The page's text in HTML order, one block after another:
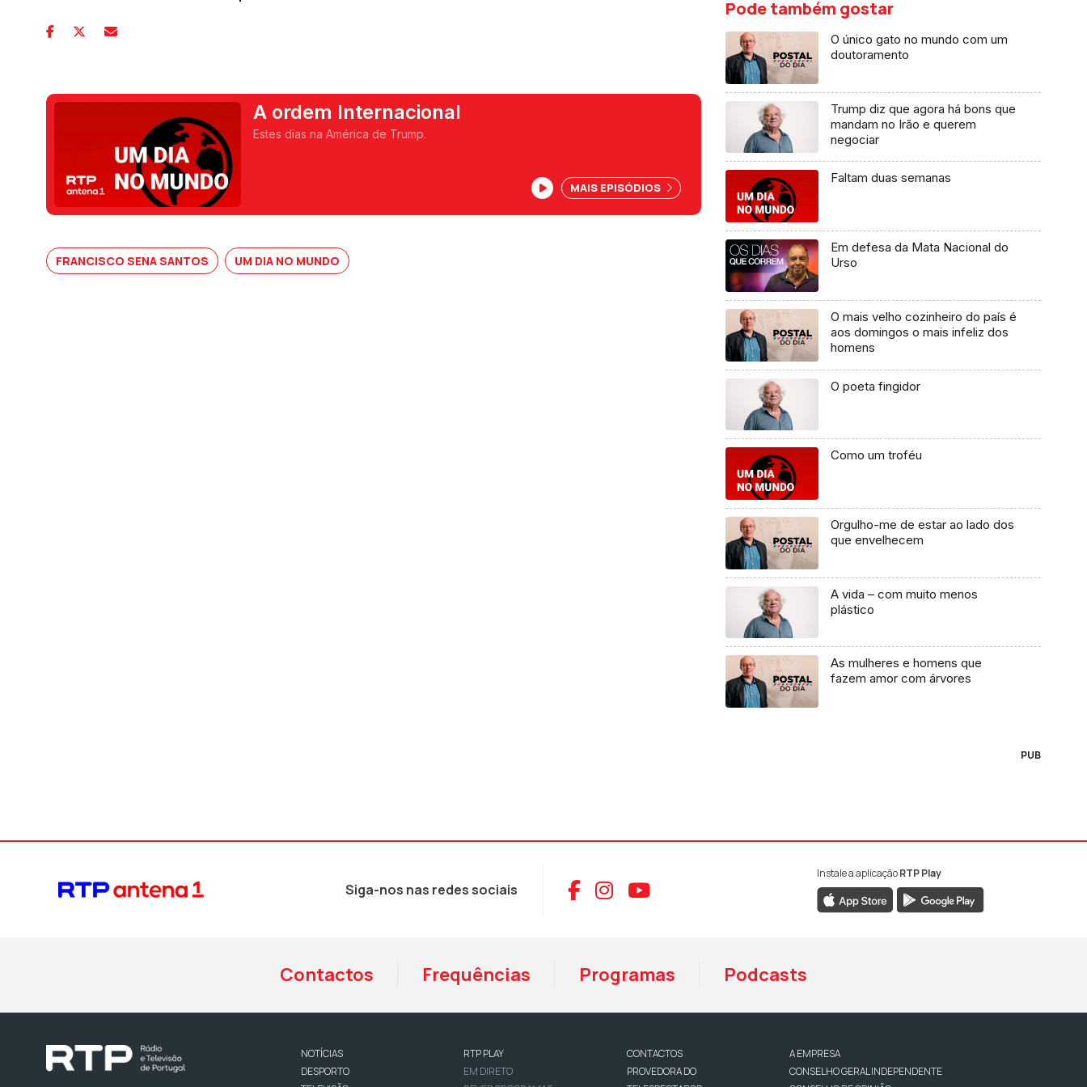
A ordem Internacional
Estes dias na América de Trump.
MAIS EPISÓDIOS
FRANCISCO SENA SANTOS UM DIA NO MUNDO
Pode também gostar
O único gato no mundo com um
doutoramento
Trump diz que agora há bons que
mandam no Irão e querem
negociar
Faltam duas semanas
Em defesa da Mata Nacional do
Urso
O mais velho cozinheiro do país é
aos domingos o mais infeliz dos
homens
O poeta fingidor
Como um troféu
Orgulho-me de estar ao lado dos
que envelhecem
A vida – com muito menos
plástico
As mulheres e homens que
fazem amor com árvores
PUB
Siga-nos nas redes sociais Aceder ao Facebook da RTP Antena 1
Aceder ao Instagram da RTP Antena 1
Aceder ao YouTube da RTP Antena 1
Instale a aplicaçãoRTP Play
Contactos Frequências Programas Podcasts
NOTÍCIAS
DESPORTO
RTP PLAY
EM DIRETO
CONTACTOS
PROVEDORA DO
A EMPRESA
CONSELHO GERAL INDEPENDENTE